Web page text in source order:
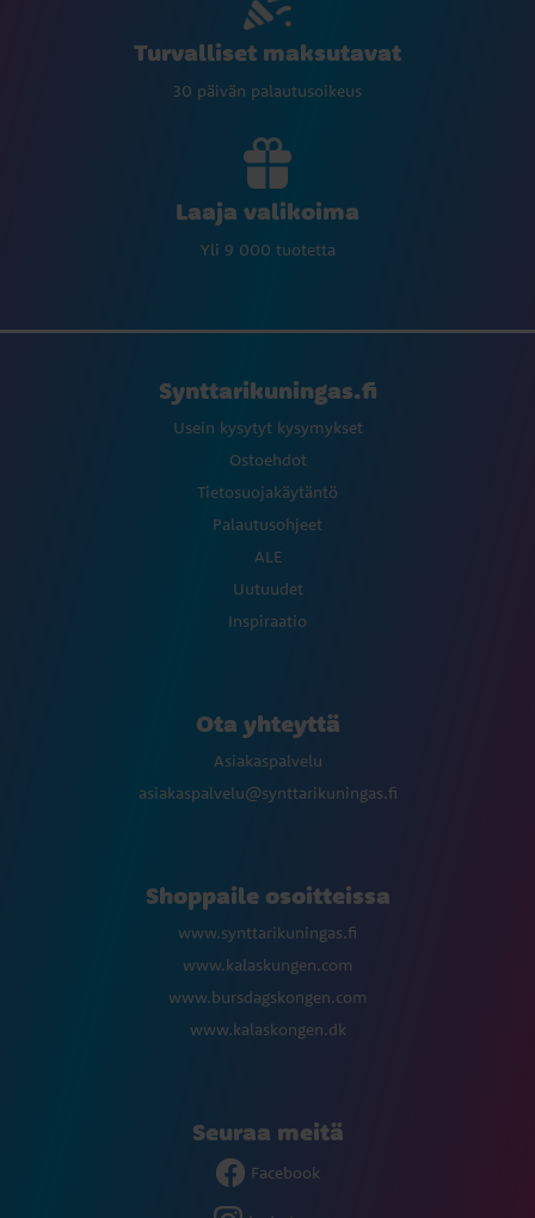
Turvalliset maksutavat
30 päivän palautusoikeus
Laaja valikoima
Yli 9 000 tuotetta
Synttarikuningas.fi
Usein kysytyt kysymykset
Ostoehdot
Tietosuojakäytäntö
Palautusohjeet
ALE
Uutuudet
Inspiraatio
Ota yhteyttä
Asiakaspalvelu
asiakaspalvelu@synttarikuningas.fi
Shoppaile osoitteissa
www.synttarikuningas.fi
www.kalaskungen.com
www.bursdagskongen.com
www.kalaskongen.dk
Seuraa meitä
Facebook